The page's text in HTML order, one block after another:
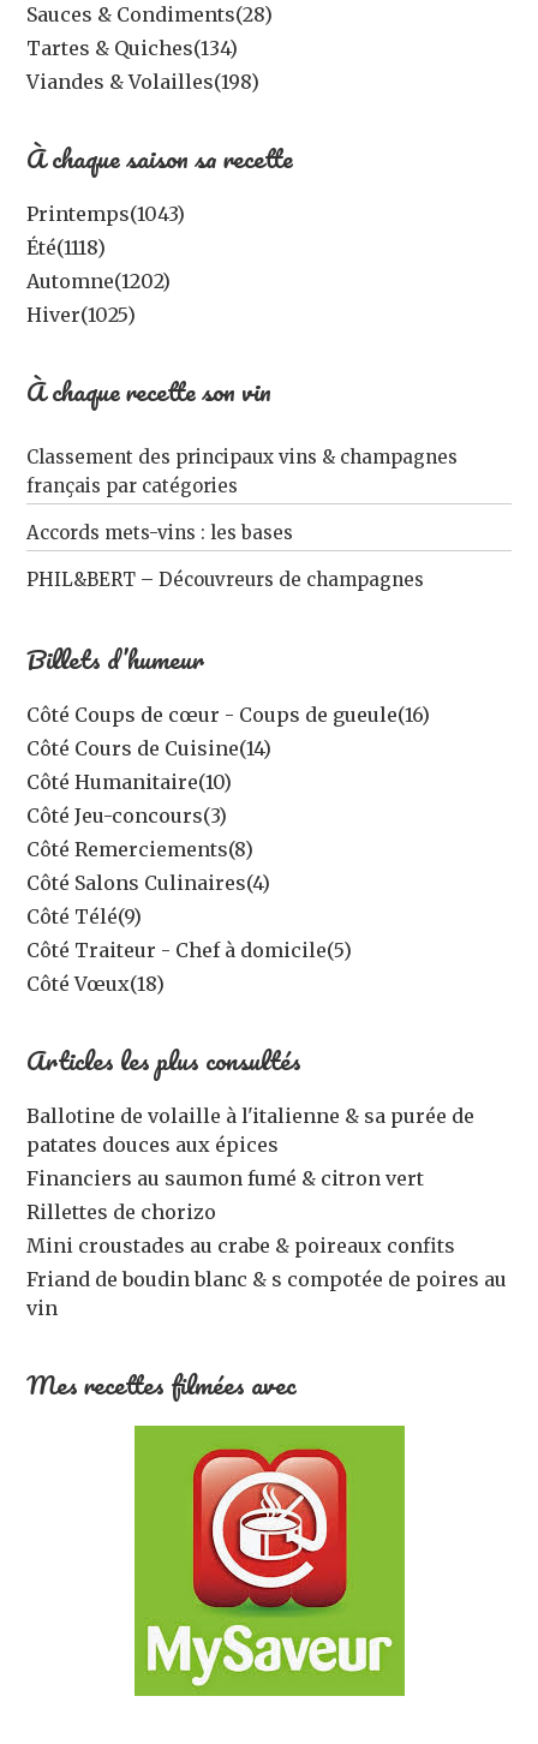
Sauces & Condiments(28)
Tartes & Quiches(134)
Viandes & Volailles(198)
À chaque saison sa recette
Printemps(1043)
Été(1118)
Automne(1202)
Hiver(1025)
À chaque recette son vin
Classement des principaux vins & champagnes
français par catégories
Accords mets-vins : les bases
PHIL&BERT – Découvreurs de champagnes
Billets d’humeur
Côté Coups de cœur - Coups de gueule(16)
Côté Cours de Cuisine(14)
Côté Humanitaire(10)
Côté Jeu-concours(3)
Côté Remerciements(8)
Côté Salons Culinaires(4)
Côté Télé(9)
Côté Traiteur - Chef à domicile(5)
Côté Vœux(18)
Articles les plus consultés
Ballotine de volaille à l'italienne & sa purée de
patates douces aux épices
Financiers au saumon fumé & citron vert
Rillettes de chorizo
Mini croustades au crabe & poireaux confits
Friand de boudin blanc & s compotée de poires au
vin
Mes recettes filmées avec